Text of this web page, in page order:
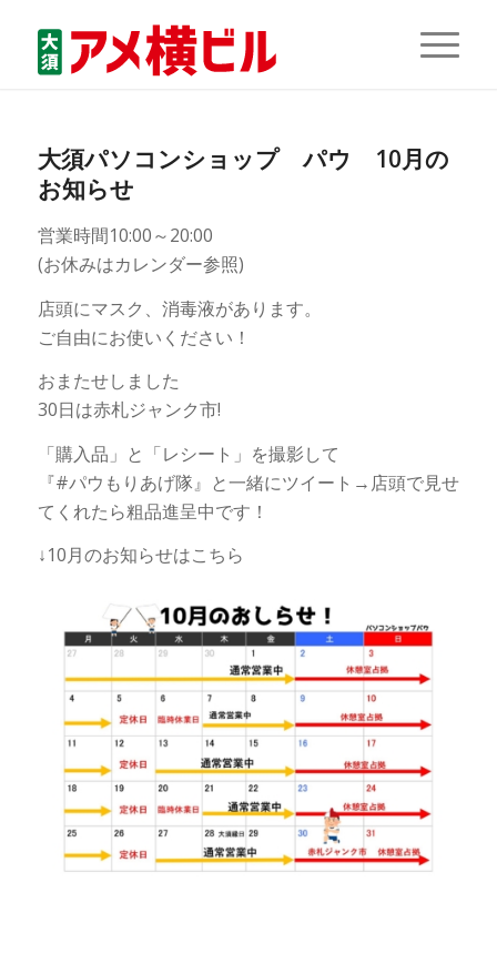
大須パソコンショップ パウ 10月の
お知らせ
営業時間10:00～20:00
(お休みはカレンダー参照)
店頭にマスク、消毒液があります。
ご自由にお使いください！
おまたせしました
30日は赤札ジャンク市!
「購入品」と「レシート」を撮影して
『#パウもりあげ隊』と一緒にツイート→店頭で見せ
てくれたら粗品進呈中です！
↓10月のお知らせはこちら